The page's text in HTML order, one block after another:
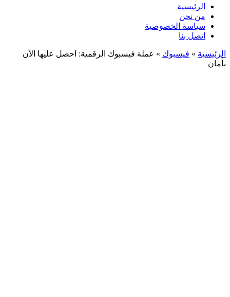
الرئيسية
من نحن
سياسة الخصوصية
اتصل بنا
الرئيسية » فيسبوك » عملة فيسبوك الرقمية: احصل عليها الآن
بأمان